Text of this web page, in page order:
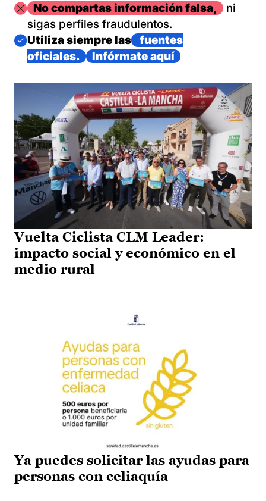
ImagenNo compartas información falsa,
ni
sigas perfiles fraudulentos.
Imagen
Utiliza siempre las
fuentes
oficiales.
Infórmate aquí
Vuelta Ciclista CLM Leader:
impacto social y económico en el
medio rural
Ya puedes solicitar las ayudas para
personas con celiaquía